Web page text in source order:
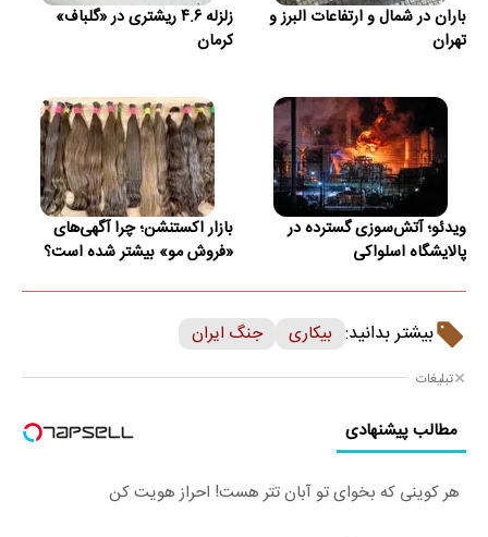
باران در شمال و ارتفاعات البرز و
تهران
زلزله ۴.۶ ریشتری در «گلباف»
کرمان
ویدئو؛ آتش‌سوزی گسترده در
پالایشگاه اسلواکی
بازار اکستنشن؛ چرا آگهی‌های
«فروش مو» بیشتر شده است؟
بیشتر بدانید: بیکاری جنگ ایران
تبلیغات
مطالب پیشنهادی
هر کوینی که بخوای تو آبان تتر هست! احراز هویت کن